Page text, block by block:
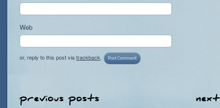
Web
or, reply to this post viatrackback